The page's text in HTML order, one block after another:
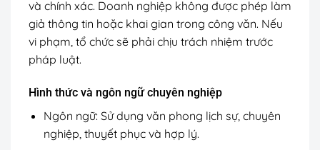
và chính xác. Doanh nghiệp không được phép làm
giả thông tin hoặc khai gian trong công văn. Nếu
vi phạm, tổ chức sẽ phải chịu trách nhiệm trước
pháp luật.
Hình thức và ngôn ngữ chuyên nghiệp
Ngôn ngữ: Sử dụng văn phong lịch sự, chuyên
nghiệp, thuyết phục và hợp lý.